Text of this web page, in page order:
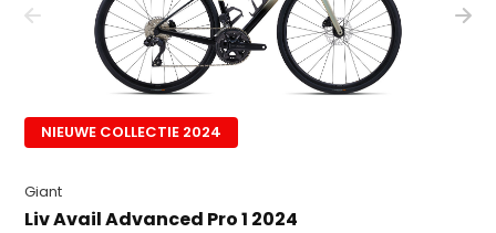
NIEUWE COLLECTIE 2024
Giant
Liv Avail Advanced Pro 1 2024